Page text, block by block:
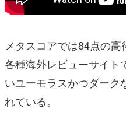
メタスコアでは84点の高
各種海外レビューサイト
いユーモラスかつダーク
れている。